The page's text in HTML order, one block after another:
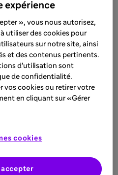
expérience
», vous nous autorisez,
utiliser des cookies pour
sur notre site, ainsi
et des contenus pertinents.
d'utilisation sont
de confidentialité.
vos cookies ou retirer votre
en cliquant sur «Gérer
cookies